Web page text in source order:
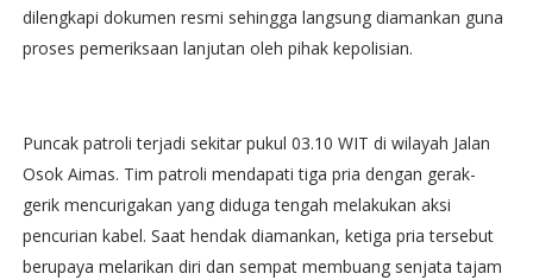
dilengkapi dokumen resmi sehingga langsung diamankan guna
proses pemeriksaan lanjutan oleh pihak kepolisian.
Puncak patroli terjadi sekitar pukul 03.10 WIT di wilayah Jalan
Osok Aimas. Tim patroli mendapati tiga pria dengan gerak-
gerik mencurigakan yang diduga tengah melakukan aksi
pencurian kabel. Saat hendak diamankan, ketiga pria tersebut
berupaya melarikan diri dan sempat membuang senjata tajam